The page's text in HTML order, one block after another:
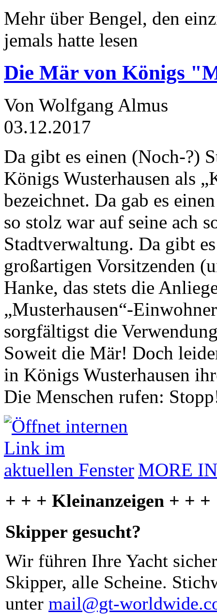
Mehr über Bengel, den
jemals hatte lesen
Die Mär von Königs
Von Wolfgang Almus
03.12.2017
Da gibt es einen (Noch-?)
Königs Wusterhausen als
bezeichnet. Da gab es
so stolz war auf seine ach
Stadtverwaltung. Da gibt
großartigen Vorsitzenden
Hanke, das stets die
„Musterhausen“-
sorgfältigst die
Soweit die Mär! Doch
in Königs Wusterhausen
Die Menschen rufen:
MORE
+ + + Kleinanzeigen + + +
Skipper gesucht?
Wir führen Ihre Yacht
Skipper, alle Scheine.
unter mail@gt-